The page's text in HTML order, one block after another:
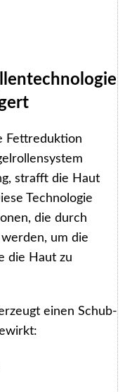
Fettreduktion
strafft die Haut
Technologie
die durch
um die
die Haut zu
einen Schub-